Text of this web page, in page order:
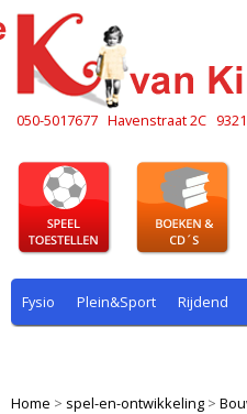
050-5017677 Havenstraat 2C
Fysio Plein&Sport Rijdend
Home > spel-en-ontwikkeling >